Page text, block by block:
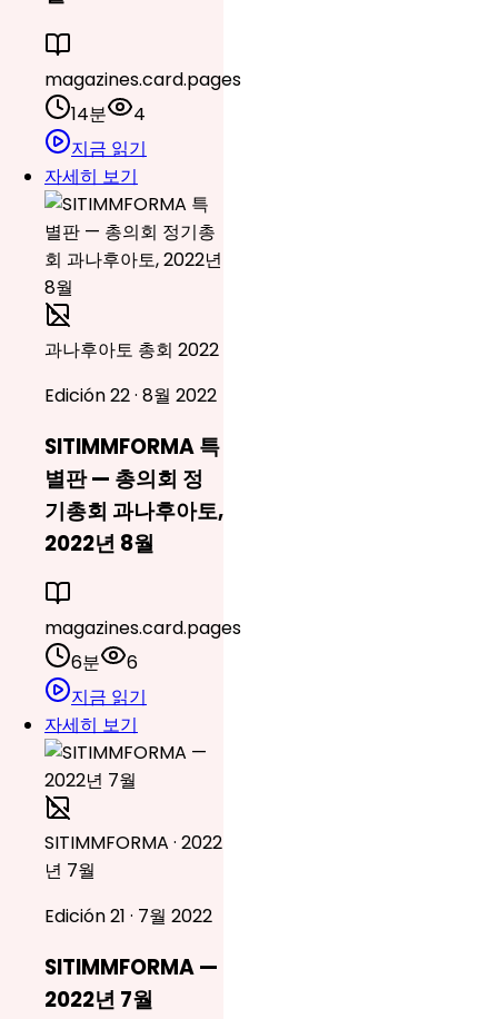
magazines.card.pages
14분
4
지금 읽기
자세히 보기
과나후아토 총회 2022
Edición 22 · 8월 2022
SITIMMFORMA 특
별판 — 총의회 정
기총회 과나후아토,
2022년 8월
magazines.card.pages
6분
6
지금 읽기
자세히 보기
SITIMMFORMA · 2022
년 7월
Edición 21 · 7월 2022
SITIMMFORMA —
2022년 7월